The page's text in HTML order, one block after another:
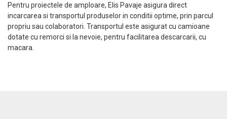
Pentru proiectele de amploare, Elis Pavaje asigura direct
incarcarea si transportul produselor in conditii optime, prin parcul
propriu sau colaboratori. Transportul este asigurat cu camioane
dotate cu remorci si la nevoie, pentru facilitarea descarcarii, cu
macara.